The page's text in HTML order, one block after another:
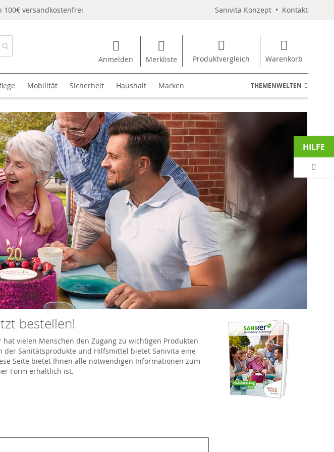
versandkostenfrei Sanivita Konzept • Kontakt
Anmelden Merkliste Produktvergleich Warenkorb
Mobilität Sicherheit Haushalt Marken THEMENWELTEN
bestellen!
vielen Menschen den Zugang zu wichtigen Produkten
Sanitätsprodukte und Hilfsmittel bietet Sanivita eine
Seite bietet Ihnen alle notwendigen Informationen zum
Form erhältlich ist.
HILFE